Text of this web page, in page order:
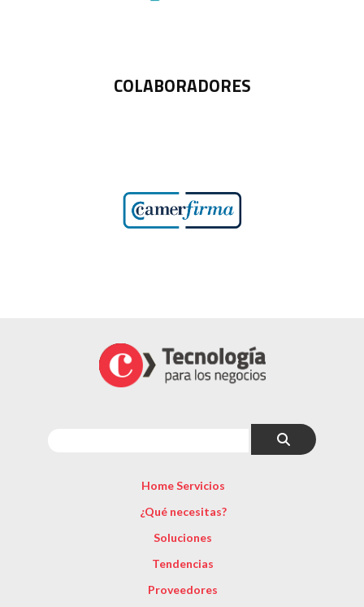
COLABORADORES
Home Servicios
¿Qué necesitas?
Soluciones
Tendencias
Proveedores